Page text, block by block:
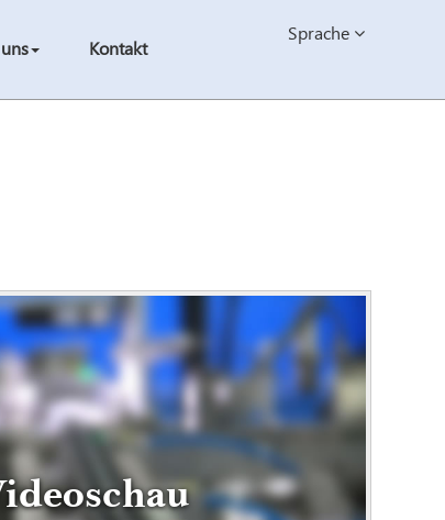
Sprache
Kontakt